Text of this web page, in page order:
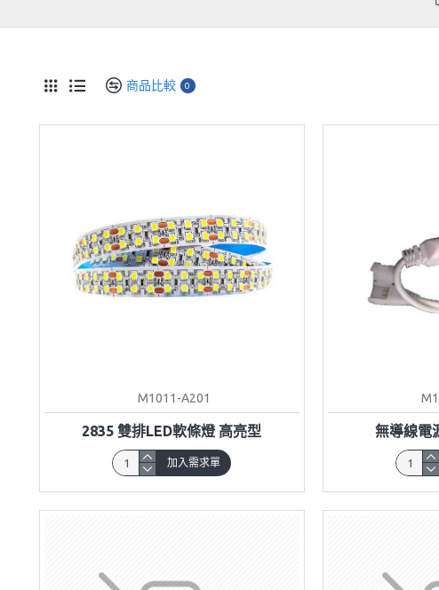
商品比較 0
M1011-A201
2835 雙排LED軟條燈 高亮型
加入需求單
無導線電